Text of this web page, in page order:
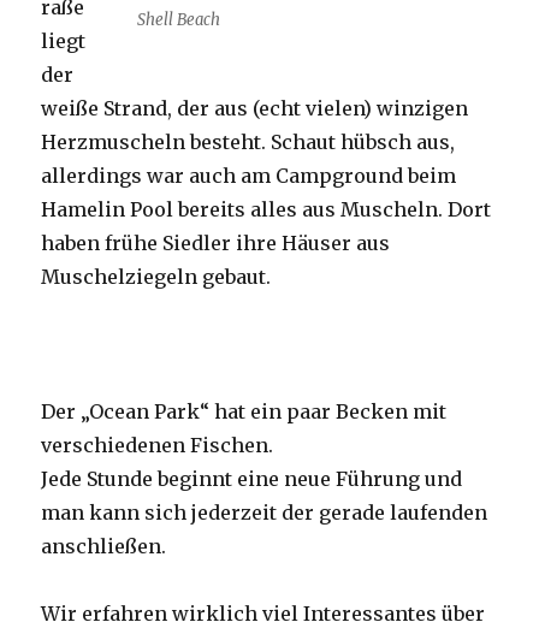
Shell Beach
raße
liegt
der
weiße Strand, der aus (echt vielen) winzigen
Herzmuscheln besteht. Schaut hübsch aus,
allerdings war auch am Campground beim
Hamelin Pool bereits alles aus Muscheln. Dort
haben frühe Siedler ihre Häuser aus
Muschelziegeln gebaut.
Der „Ocean Park“ hat ein paar Becken mit
verschiedenen Fischen.
Jede Stunde beginnt eine neue Führung und
man kann sich jederzeit der gerade laufenden
anschließen.
Wir erfahren wirklich viel Interessantes über